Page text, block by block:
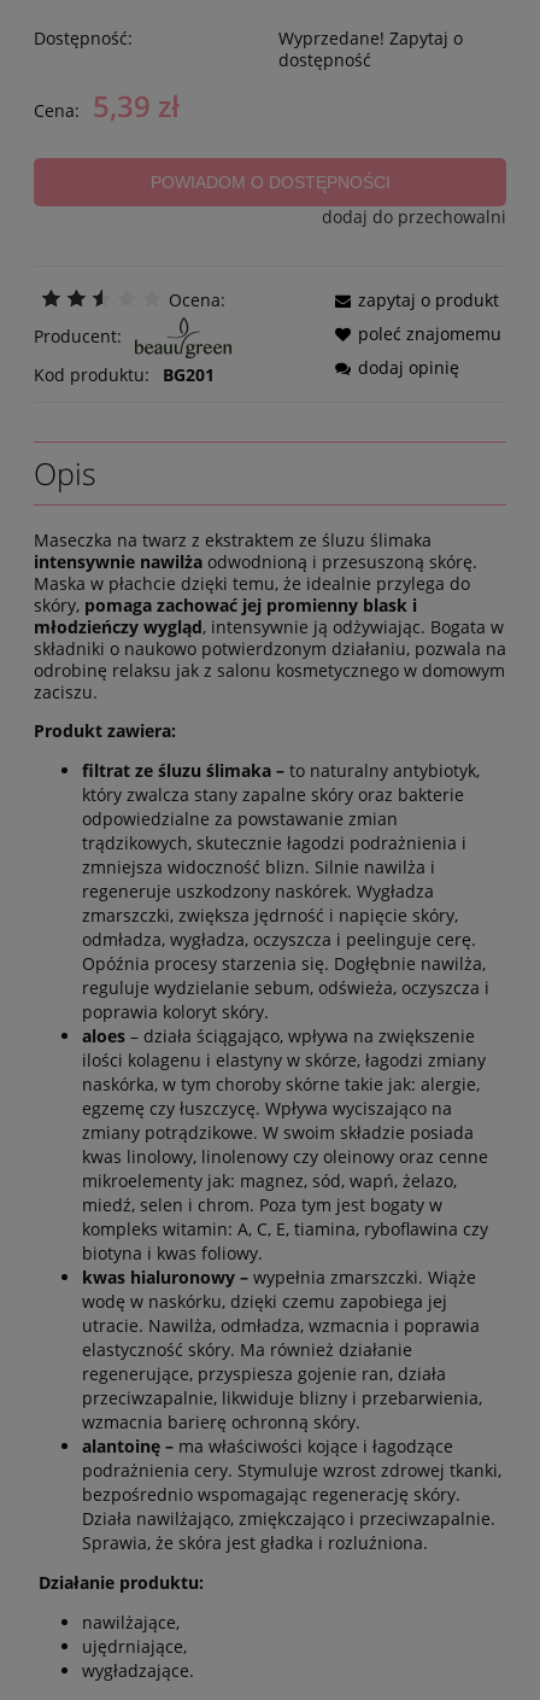
Dostępność:
Wyprzedane! Zapytaj o
dostępność
Cena: 5,39 zł
POWIADOM O DOSTĘPNOŚCI
dodaj do przechowalni
Ocena:
Producent:
Kod produktu:
BG201
zapytaj o produkt
poleć znajomemu
dodaj opinię
Opis
Maseczka na twarz z ekstraktem ze śluzu ślimaka
intensywnie nawilża odwodnioną i przesuszoną skórę.
Maska w płachcie dzięki temu, że idealnie przylega do
skóry, pomaga zachować jej promienny blask i
młodzieńczy wygląd, intensywnie ją odżywiając. Bogata w
składniki o naukowo potwierdzonym działaniu, pozwala na
odrobinę relaksu jak z salonu kosmetycznego w domowym
zaciszu.
Produkt zawiera:
filtrat ze śluzu ślimaka – to naturalny antybiotyk,
który zwalcza stany zapalne skóry oraz bakterie
odpowiedzialne za powstawanie zmian
trądzikowych, skutecznie łagodzi podrażnienia i
zmniejsza widoczność blizn. Silnie nawilża i
regeneruje uszkodzony naskórek. Wygładza
zmarszczki, zwiększa jędrność i napięcie skóry,
odmładza, wygładza, oczyszcza i peelinguje cerę.
Opóźnia procesy starzenia się. Dogłębnie nawilża,
reguluje wydzielanie sebum, odświeża, oczyszcza i
poprawia koloryt skóry.
aloes – działa ściągająco, wpływa na zwiększenie
ilości kolagenu i elastyny w skórze, łagodzi zmiany
naskórka, w tym choroby skórne takie jak: alergie,
egzemę czy łuszczycę. Wpływa wyciszająco na
zmiany potrądzikowe. W swoim składzie posiada
kwas linolowy, linolenowy czy oleinowy oraz cenne
mikroelementy jak: magnez, sód, wapń, żelazo,
miedź, selen i chrom. Poza tym jest bogaty w
kompleks witamin: A, C, E, tiamina, ryboflawina czy
biotyna i kwas foliowy.
kwas hialuronowy – wypełnia zmarszczki. Wiąże
wodę w naskórku, dzięki czemu zapobiega jej
utracie. Nawilża, odmładza, wzmacnia i poprawia
elastyczność skóry. Ma również działanie
regenerujące, przyspiesza gojenie ran, działa
przeciwzapalnie, likwiduje blizny i przebarwienia,
wzmacnia barierę ochronną skóry.
alantoinę – ma właściwości kojące i łagodzące
podrażnienia cery. Stymuluje wzrost zdrowej tkanki,
bezpośrednio wspomagając regenerację skóry.
Działa nawilżająco, zmiękczająco i przeciwzapalnie.
Sprawia, że skóra jest gładka i rozluźniona.
Działanie produktu:
nawilżające,
ujędrniające,
wygładzające.